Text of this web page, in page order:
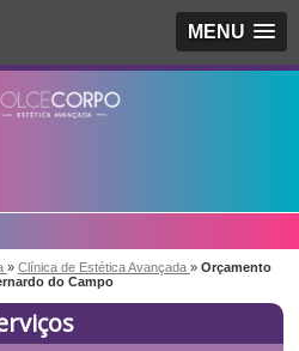
MENU
» Clínica de Estética Avançada » Orçamento
do Campo